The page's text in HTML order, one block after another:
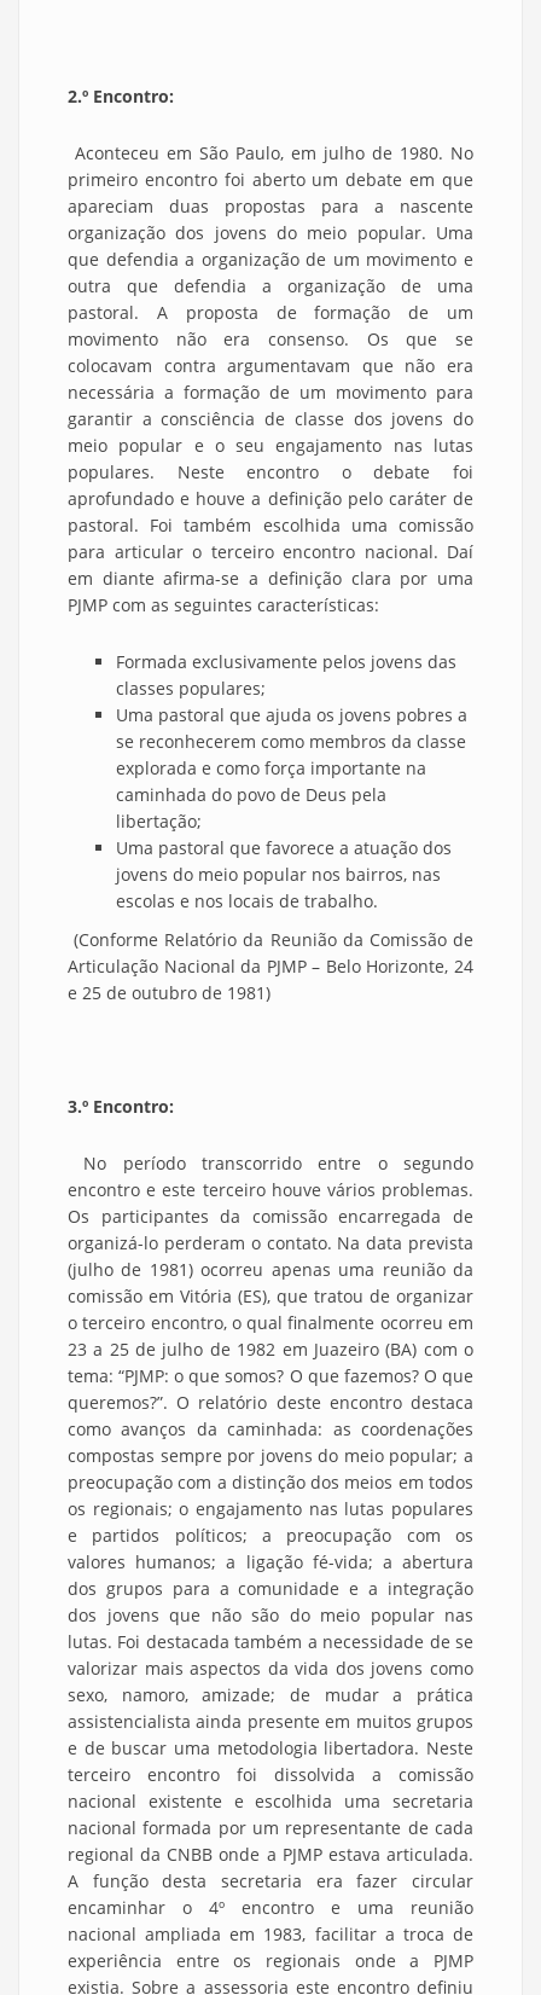
2.º Encontro:
Aconteceu em São Paulo, em julho de 1980. No
primeiro encontro foi aberto um debate em que
apareciam duas propostas para a nascente
organização dos jovens do meio popular. Uma
que defendia a organização de um movimento e
outra que defendia a organização de uma
pastoral. A proposta de formação de um
movimento não era consenso. Os que se
colocavam contra argumentavam que não era
necessária a formação de um movimento para
garantir a consciência de classe dos jovens do
meio popular e o seu engajamento nas lutas
populares. Neste encontro o debate foi
aprofundado e houve a definição pelo caráter de
pastoral. Foi também escolhida uma comissão
para articular o terceiro encontro nacional. Daí
em diante afirma-se a definição clara por uma
PJMP com as seguintes características:
Formada exclusivamente pelos jovens das
classes populares;
Uma pastoral que ajuda os jovens pobres a
se reconhecerem como membros da classe
explorada e como força importante na
caminhada do povo de Deus pela
libertação;
Uma pastoral que favorece a atuação dos
jovens do meio popular nos bairros, nas
escolas e nos locais de trabalho.
(Conforme Relatório da Reunião da Comissão de
Articulação Nacional da PJMP – Belo Horizonte, 24
e 25 de outubro de 1981)
3.º Encontro:
No período transcorrido entre o segundo
encontro e este terceiro houve vários problemas.
Os participantes da comissão encarregada de
organizá-lo perderam o contato. Na data prevista
(julho de 1981) ocorreu apenas uma reunião da
comissão em Vitória (ES), que tratou de organizar
o terceiro encontro, o qual finalmente ocorreu em
23 a 25 de julho de 1982 em Juazeiro (BA) com o
tema: “PJMP: o que somos? O que fazemos? O que
queremos?”. O relatório deste encontro destaca
como avanços da caminhada: as coordenações
compostas sempre por jovens do meio popular; a
preocupação com a distinção dos meios em todos
os regionais; o engajamento nas lutas populares
e partidos políticos; a preocupação com os
valores humanos; a ligação fé-vida; a abertura
dos grupos para a comunidade e a integração
dos jovens que não são do meio popular nas
lutas. Foi destacada também a necessidade de se
valorizar mais aspectos da vida dos jovens como
sexo, namoro, amizade; de mudar a prática
assistencialista ainda presente em muitos grupos
e de buscar uma metodologia libertadora. Neste
terceiro encontro foi dissolvida a comissão
nacional existente e escolhida uma secretaria
nacional formada por um representante de cada
regional da CNBB onde a PJMP estava articulada.
A função desta secretaria era fazer circular
encaminhar o 4º encontro e uma reunião
nacional ampliada em 1983, facilitar a troca de
experiência entre os regionais onde a PJMP
existia. Sobre a assessoria este encontro definiu